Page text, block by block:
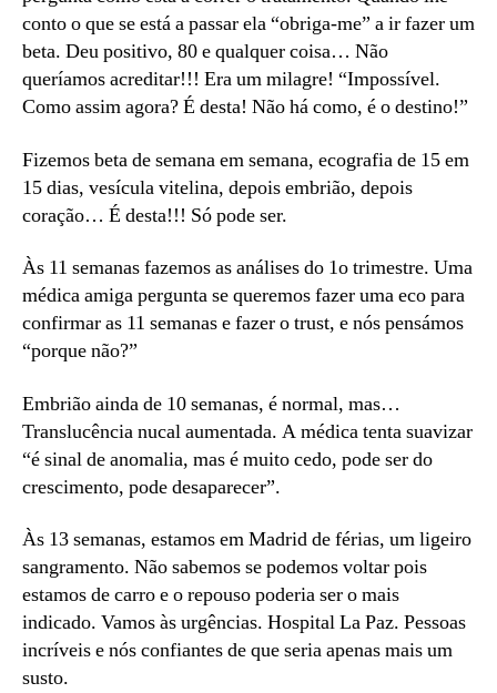
conto o que se está a passar ela “obriga-me” a ir fazer um
beta. Deu positivo, 80 e qualquer coisa… Não
queríamos acreditar!!! Era um milagre! “Impossível.
Como assim agora? É desta! Não há como, é o destino!”
Fizemos beta de semana em semana, ecografia de 15 em
15 dias, vesícula vitelina, depois embrião, depois
coração… É desta!!! Só pode ser.
Às 11 semanas fazemos as análises do 1o trimestre. Uma
médica amiga pergunta se queremos fazer uma eco para
confirmar as 11 semanas e fazer o trust, e nós pensámos
“porque não?”
Embrião ainda de 10 semanas, é normal, mas…
Translucência nucal aumentada. A médica tenta suavizar
“é sinal de anomalia, mas é muito cedo, pode ser do
crescimento, pode desaparecer”.
Às 13 semanas, estamos em Madrid de férias, um ligeiro
sangramento. Não sabemos se podemos voltar pois
estamos de carro e o repouso poderia ser o mais
indicado. Vamos às urgências. Hospital La Paz. Pessoas
incríveis e nós confiantes de que seria apenas mais um
susto.